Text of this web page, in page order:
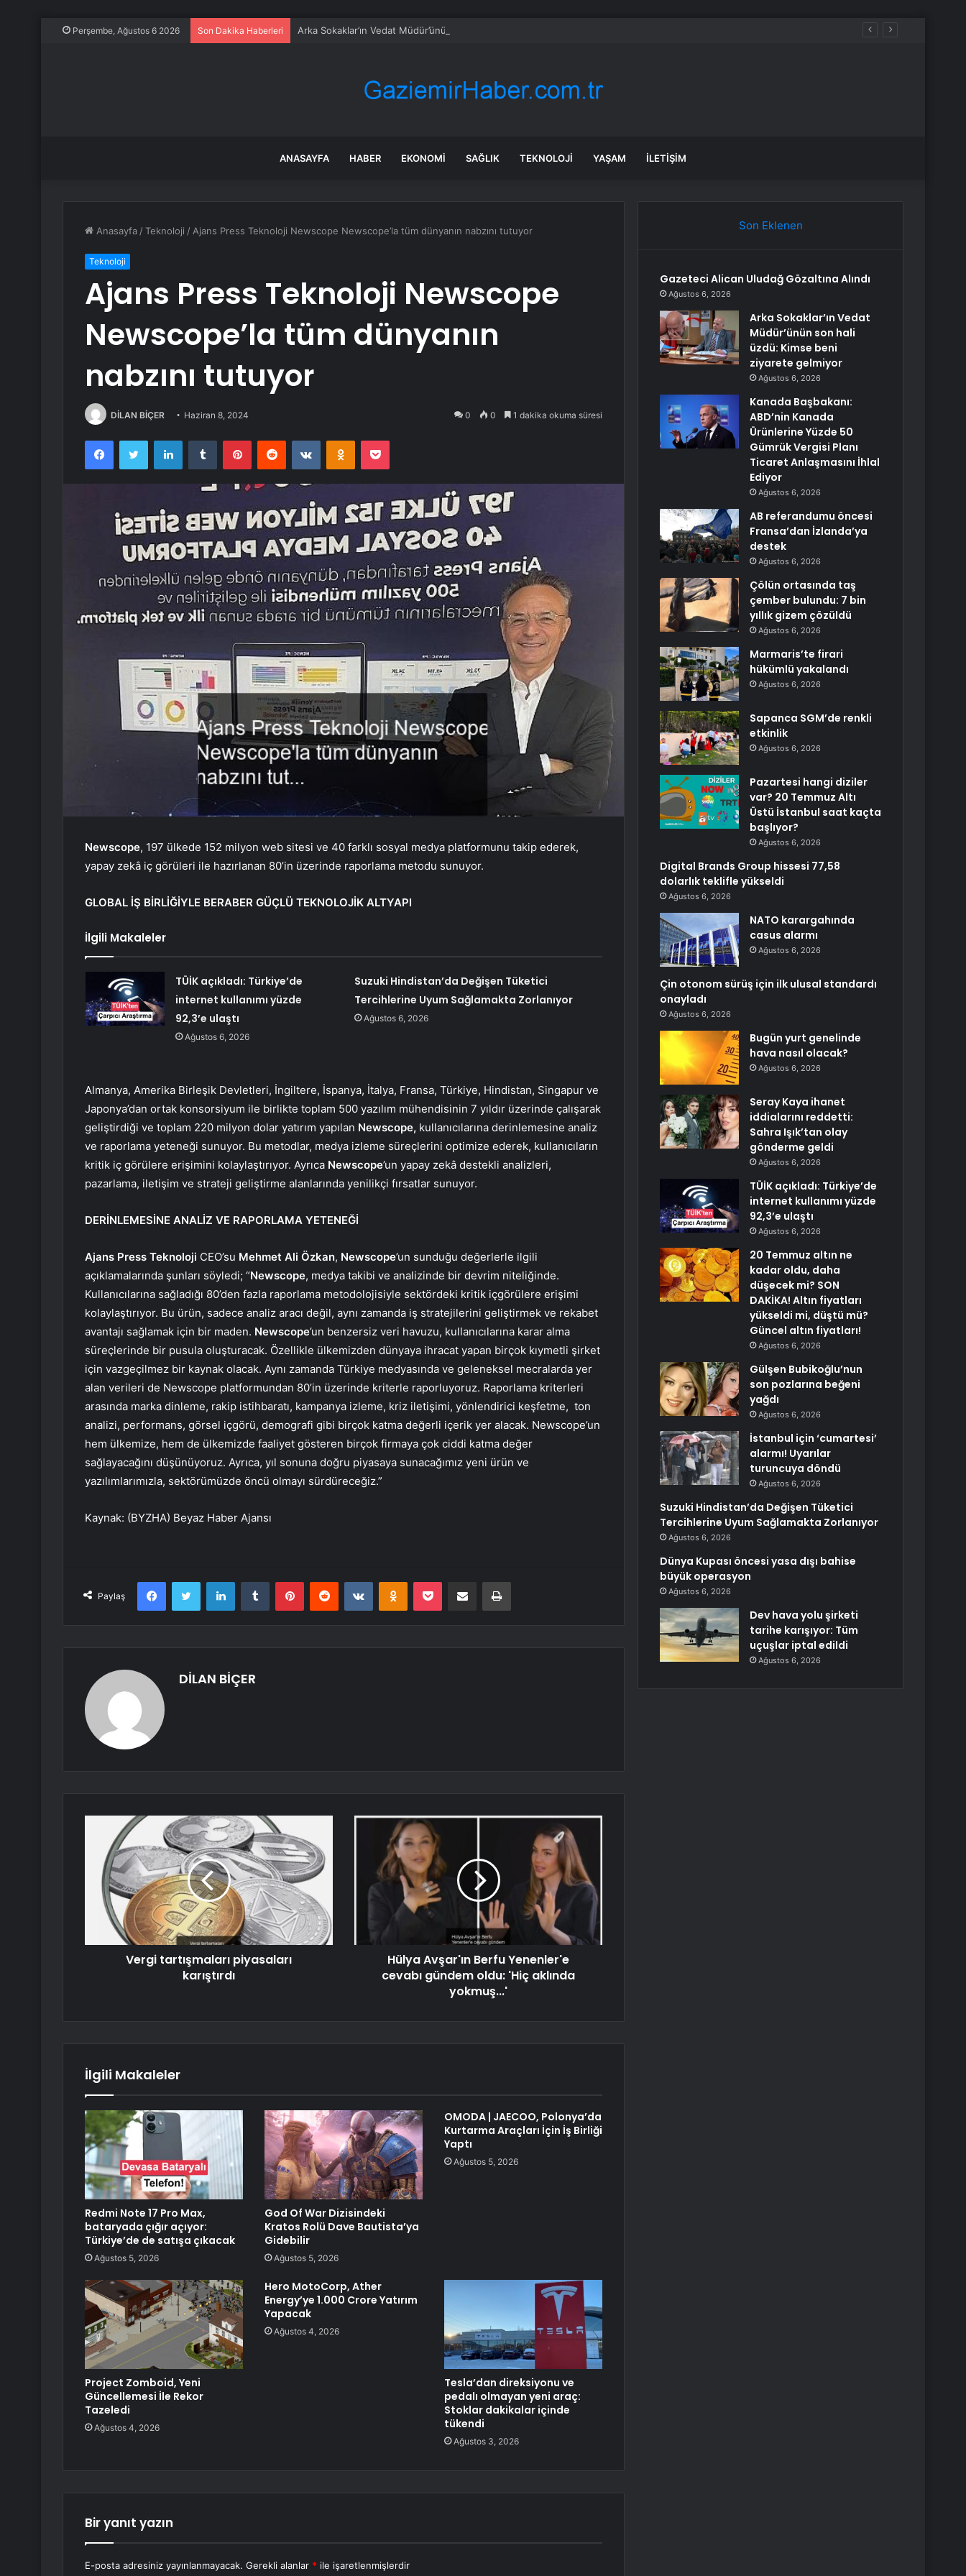
Perşembe, Ağustos 6 2026 Son Dakika Haberleri Arka Sokaklar’ın Vedat Müdür’ünün son hali üzdü: Kimse beni ziyarete gelmiyor
ANASAYFA HABER EKONOMI SAĞLIK TEKNOLOJI YAŞAM İLETIŞIM
Anasayfa /Teknoloji / Ajans Press Teknoloji Newscope Newscope’la tüm dünyanın nabzını tutuyor
Teknoloji
Ajans Press Teknoloji Newscope
Newscope’la tüm dünyanın
nabzını tutuyor
DİLAN BİÇER Haziran 8, 2024 0 0 1 dakika okuma süresi
FacebookTwitter LinkedInTumblr PinterestReddit VKontakteOdnoklassniki
Pocket
Newscope, 197 ülkede 152 milyon web sitesi ve 40 farklı sosyal medya platformunu takip ederek,
yapay zekâ iç görüleri ile hazırlanan 80’in üzerinde raporlama metodu sunuyor.
GLOBAL İŞ BİRLİĞİYLE BERABER GÜÇLÜ TEKNOLOJİK ALTYAPI
İlgili Makaleler
TÜİK açıkladı: Türkiye’de
internet kullanımı yüzde
92,3’e ulaştı
Ağustos 6, 2026
Suzuki Hindistan’da Değişen Tüketici
Tercihlerine Uyum Sağlamakta Zorlanıyor
Ağustos 6, 2026
Almanya, Amerika Birleşik Devletleri, İngiltere, İspanya, İtalya, Fransa, Türkiye, Hindistan, Singapur ve
Japonya’dan ortak konsorsiyum ile birlikte toplam 500 yazılım mühendisinin 7 yıldır üzerinde çalışarak
geliştirdiği ve toplam 220 milyon dolar yatırım yapılan Newscope, kullanıcılarına derinlemesine analiz
ve raporlama yeteneği sunuyor. Bu metodlar, medya izleme süreçlerini optimize ederek, kullanıcıların
kritik iç görülere erişimini kolaylaştırıyor. Ayrıca Newscope’un yapay zekâ destekli analizleri,
pazarlama, iletişim ve strateji geliştirme alanlarında yenilikçi fırsatlar sunuyor.
DERİNLEMESİNE ANALİZ VE RAPORLAMA YETENEĞİ
Ajans Press Teknoloji CEO’su Mehmet Ali Özkan, Newscope’un sunduğu değerlerle ilgili
açıklamalarında şunları söyledi; “Newscope, medya takibi ve analizinde bir devrim niteliğinde.
Kullanıcılarına sağladığı 80’den fazla raporlama metodolojisiyle sektördeki kritik içgörülere erişimi
kolaylaştırıyor. Bu ürün, sadece analiz aracı değil, aynı zamanda iş stratejilerini geliştirmek ve rekabet
avantajı sağlamak için bir maden. Newscope’un benzersiz veri havuzu, kullanıcılarına karar alma
süreçlerinde bir pusula oluşturacak. Özellikle ülkemizden dünyaya ihracat yapan birçok kıymetli şirket
için vazgeçilmez bir kaynak olacak. Aynı zamanda Türkiye medyasında ve geleneksel mecralarda yer
alan verileri de Newscope platformundan 80’in üzerinde kriterle raporluyoruz. Raporlama kriterleri
arasında marka dinleme, rakip istihbaratı, kampanya izleme, kriz iletişimi, yönlendirici keşfetme, ton
analizi, performans, görsel içgörü, demografi gibi birçok katma değerli içerik yer alacak. Newscope’un
hem ülkemize, hem de ülkemizde faaliyet gösteren birçok firmaya çok ciddi katma değer
sağlayacağını düşünüyoruz. Ayrıca, yıl sonuna doğru piyasaya sunacağımız yeni ürün ve
yazılımlarımızla, sektörümüzde öncü olmayı sürdüreceğiz.”
Kaynak: (BYZHA) Beyaz Haber Ajansı
Paylaş
FacebookTwitter LinkedInTumblr PinterestReddit VKontakteOdnoklassniki
Pocket E-Posta ile paylaş Yazdır
DİLAN BİÇER
Vergi tartışmaları piyasaları
karıştırdı
Hülya Avşar'ın Berfu Yenenler'e
cevabı gündem oldu: 'Hiç aklında
yokmuş...'
İlgili Makaleler
Redmi Note 17 Pro Max,
bataryada çığır açıyor:
Türkiye’de de satışa çıkacak
Ağustos 5, 2026
God Of War Dizisindeki
Kratos Rolü Dave Bautista’ya
Gidebilir
Ağustos 5, 2026
OMODA | JAECOO, Polonya’da
Kurtarma Araçları İçin İş Birliği
Yaptı
Ağustos 5, 2026
Project Zomboid, Yeni
Güncellemesi İle Rekor
Tazeledi
Ağustos 4, 2026
Hero MotoCorp, Ather
Energy’ye 1.000 Crore Yatırım
Yapacak
Ağustos 4, 2026
Tesla’dan direksiyonu ve
pedalı olmayan yeni araç:
Stoklar dakikalar içinde
tükendi
Ağustos 3, 2026
Bir yanıt yazın
E-posta adresiniz yayınlanmayacak. Gerekli alanlar * ile işaretlenmişlerdir
Son Eklenen
Gazeteci Alican Uludağ Gözaltına Alındı
Ağustos 6, 2026
Arka Sokaklar’ın Vedat
Müdür’ünün son hali
üzdü: Kimse beni
ziyarete gelmiyor
Ağustos 6, 2026
Kanada Başbakanı:
ABD’nin Kanada
Ürünlerine Yüzde 50
Gümrük Vergisi Planı
Ticaret Anlaşmasını İhlal
Ediyor
Ağustos 6, 2026
AB referandumu öncesi
Fransa’dan İzlanda’ya
destek
Ağustos 6, 2026
Çölün ortasında taş
çember bulundu: 7 bin
yıllık gizem çözüldü
Ağustos 6, 2026
Marmaris’te firari
hükümlü yakalandı
Ağustos 6, 2026
Sapanca SGM’de renkli
etkinlik
Ağustos 6, 2026
Pazartesi hangi diziler
var? 20 Temmuz Altı
Üstü İstanbul saat kaçta
başlıyor?
Ağustos 6, 2026
Digital Brands Group hissesi 77,58
dolarlık teklifle yükseldi
Ağustos 6, 2026
NATO karargahında
casus alarmı
Ağustos 6, 2026
Çin otonom sürüş için ilk ulusal standardı
onayladı
Ağustos 6, 2026
Bugün yurt genelinde
hava nasıl olacak?
Ağustos 6, 2026
Seray Kaya ihanet
iddialarını reddetti:
Sahra Işık’tan olay
gönderme geldi
Ağustos 6, 2026
TÜİK açıkladı: Türkiye’de
internet kullanımı yüzde
92,3’e ulaştı
Ağustos 6, 2026
20 Temmuz altın ne
kadar oldu, daha
düşecek mi? SON
DAKİKA! Altın fiyatları
yükseldi mi, düştü mü?
Güncel altın fiyatları!
Ağustos 6, 2026
Gülşen Bubikoğlu’nun
son pozlarına beğeni
yağdı
Ağustos 6, 2026
İstanbul için ‘cumartesi’
alarmı! Uyarılar
turuncuya döndü
Ağustos 6, 2026
Suzuki Hindistan’da Değişen Tüketici
Tercihlerine Uyum Sağlamakta Zorlanıyor
Ağustos 6, 2026
Dünya Kupası öncesi yasa dışı bahise
büyük operasyon
Ağustos 6, 2026
Dev hava yolu şirketi
tarihe karışıyor: Tüm
uçuşlar iptal edildi
Ağustos 6, 2026